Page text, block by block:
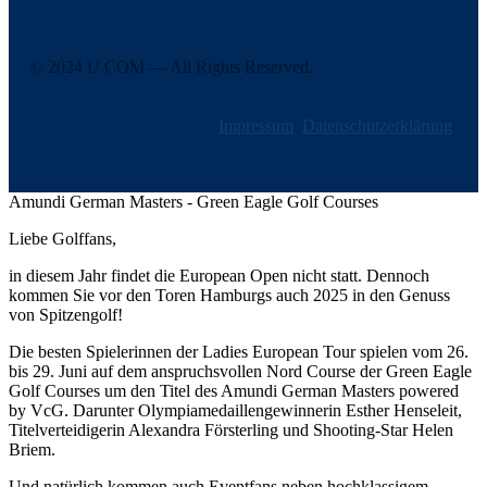
© 2024 U.COM — All Rights Reserved.
Amundi German Masters - Green Eagle Golf Courses
Liebe Golffans,
in diesem Jahr findet die European Open nicht statt. Dennoch
kommen Sie vor den Toren Hamburgs auch 2025 in den Genuss
von Spitzengolf!
Die besten Spielerinnen der Ladies European Tour spielen vom 26.
bis 29. Juni auf dem anspruchsvollen Nord Course der Green Eagle
Golf Courses um den Titel des Amundi German Masters powered
by VcG. Darunter Olympiamedaillengewinnerin Esther Henseleit,
Titelverteidigerin Alexandra Försterling und Shooting-Star Helen
Briem.